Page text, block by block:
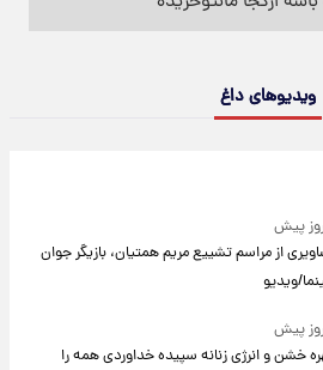
ویدیوهای داغ
از مراسم تشییع مریم همتیان، بازیگر جوان
ویدیو
خشن و انرژی زنانه سپیده خداوردی همه را